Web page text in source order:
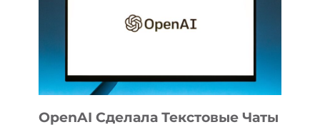
РАСШИРИЛАСЬ
СТРАН
OpenAI Сделала Текстовые Чаты